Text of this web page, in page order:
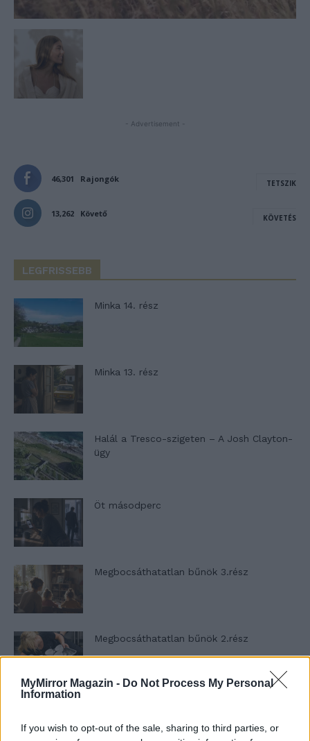
MyMirror Magazin - Do Not Process My Personal
Information
If you wish to opt-out of the sale, sharing to third parties, or
- Advertisement -
46,301 Rajongók TETSZIK
13,262 Követő KÖVETÉS
LEGFRISSEBB
Minka 14. rész
Minka 13. rész
Halál a Tresco-szigeten – A Josh Clayton-
ügy
Öt másodperc
Megbocsáthatatlan bűnök 3.rész
Megbocsáthatatlan bűnök 2.rész